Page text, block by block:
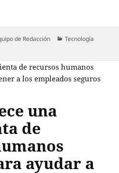
Chile lanzan “Boomsearch”,
de Redacción Categorías
Tecnología
una
de
ayudar a